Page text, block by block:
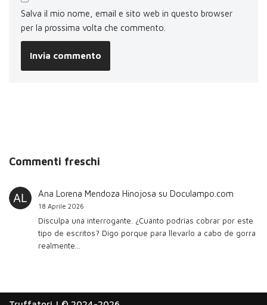
Salva il mio nome, email e sito web in questo browser
per la prossima volta che commento.
Commenti freschi
Ana Lorena Mendoza Hinojosa su Doculampo.com
18 Aprile 2026
Disculpa una interrogante. ¿Cuánto podrías cobrar por este
tipo de escritos? Digo porque para llevarlo a cabo de gorra
realmente…